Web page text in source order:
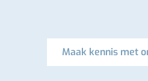
Maak kennis met